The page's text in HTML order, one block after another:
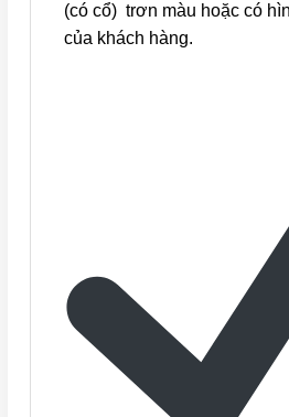
(có cổ) trơn màu hoặc có
của khách hàng.